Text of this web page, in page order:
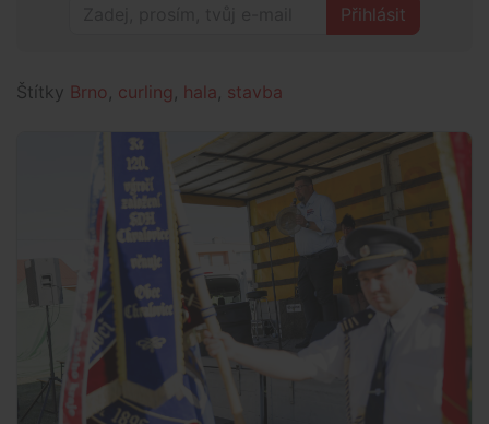
Přihlásit
Štítky Brno curling hala stavba